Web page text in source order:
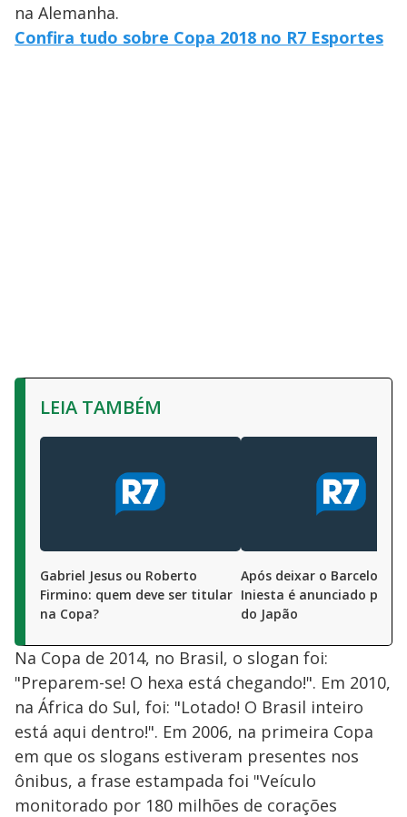
na Alemanha.
Confira tudo sobre Copa 2018 no R7 Esportes
LEIA TAMBÉM
Gabriel Jesus ou Roberto
Firmino: quem deve ser titular
na Copa?
Após deixar o Barcelona,
Iniesta é anunciado por
do Japão
Na Copa de 2014, no Brasil, o slogan foi:
"Preparem-se! O hexa está chegando!". Em 2010,
na África do Sul, foi: "Lotado! O Brasil inteiro
está aqui dentro!". Em 2006, na primeira Copa
em que os slogans estiveram presentes nos
ônibus, a frase estampada foi "Veículo
monitorado por 180 milhões de corações